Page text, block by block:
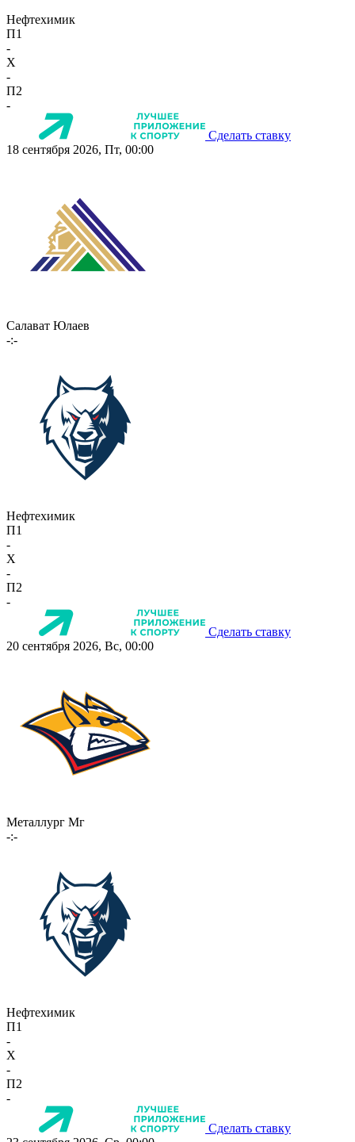
Нефтехимик
П1
-
X
-
П2
-
Сделать ставку
18 сентября 2026, Пт, 00:00
Салават Юлаев
-:-
Нефтехимик
П1
-
X
-
П2
-
Сделать ставку
20 сентября 2026, Вс, 00:00
Металлург Мг
-:-
Нефтехимик
П1
-
X
-
П2
-
Сделать ставку